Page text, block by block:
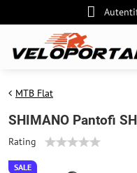
SALE
MTB Flat
SHIMANO Pantofi
Rating